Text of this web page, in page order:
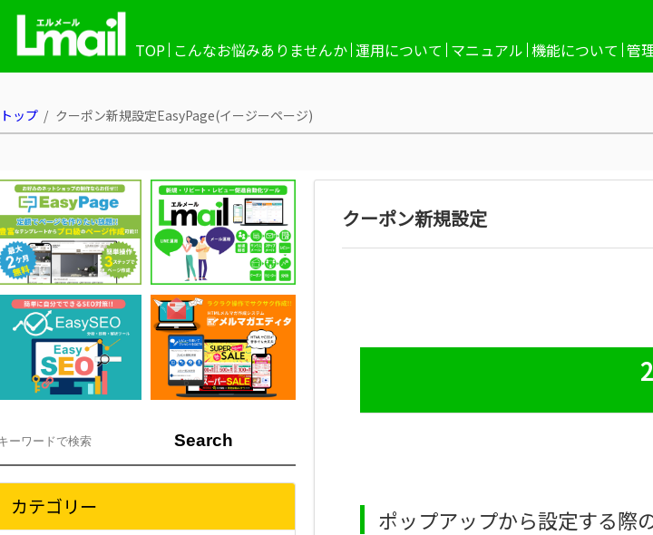
TOP こんなお悩みありませんか 運用について マニュアル 機能について 管
トップ クーポン新規設定EasyPage(イージーページ)
クーポン新規設定
ポップアップから設定する際
カテゴリー